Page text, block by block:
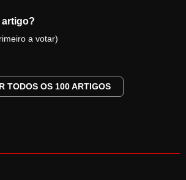
a votar)
TODOS OS 100 ARTIGOS